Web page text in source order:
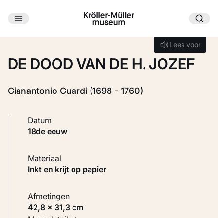
Ga naar hoofdinhoud
Lees voor
Lees voor
DE DOOD VAN DE H. JOZEF
Gianantonio Guardi (1698 - 1760)
Datum
18de eeuw
Materiaal
Inkt en krijt op papier
Afmetingen
42,8 × 31,3 cm